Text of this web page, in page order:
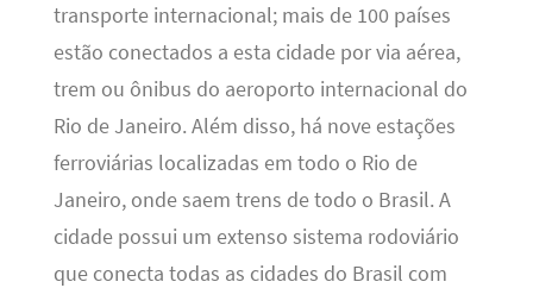
transporte internacional; mais de 100 países
estão conectados a esta cidade por via aérea,
trem ou ônibus do aeroporto internacional do
Rio de Janeiro. Além disso, há nove estações
ferroviárias localizadas em todo o Rio de
Janeiro, onde saem trens de todo o Brasil. A
cidade possui um extenso sistema rodoviário
que conecta todas as cidades do Brasil com